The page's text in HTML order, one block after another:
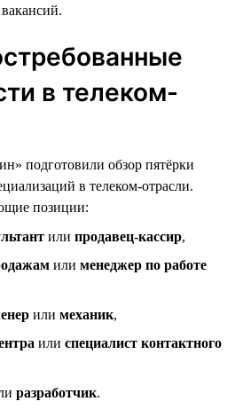
в телеком-
подготовили обзор пятёрки
в телеком-отрасли.
позиции:
или продавец-кассир,
или менеджер по работе
или механик,
или специалист контактного
разработчик.